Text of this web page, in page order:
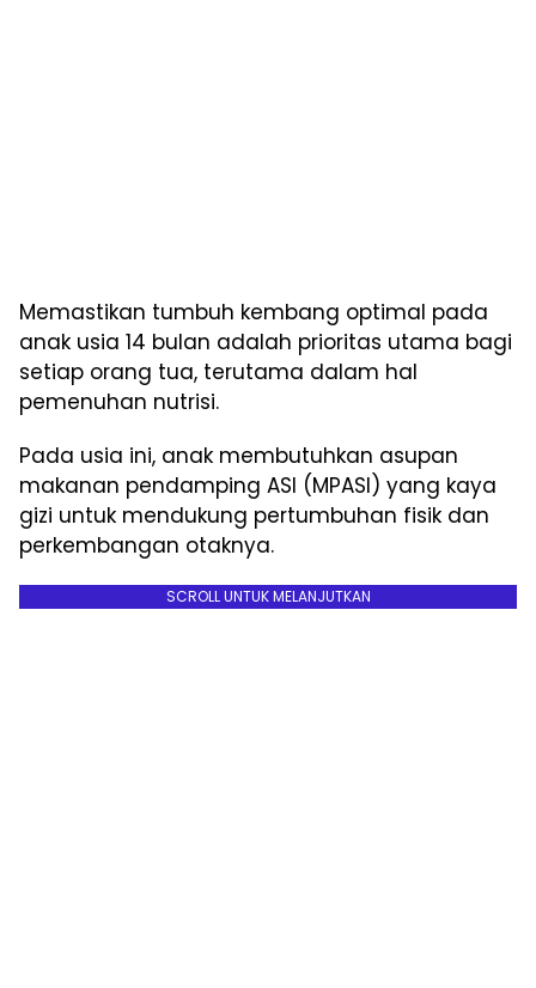
Memastikan tumbuh kembang optimal pada
anak usia 14 bulan adalah prioritas utama bagi
setiap orang tua, terutama dalam hal
pemenuhan nutrisi.
Pada usia ini, anak membutuhkan asupan
makanan pendamping ASI (MPASI) yang kaya
gizi untuk mendukung pertumbuhan fisik dan
perkembangan otaknya.
SCROLL UNTUK MELANJUTKAN